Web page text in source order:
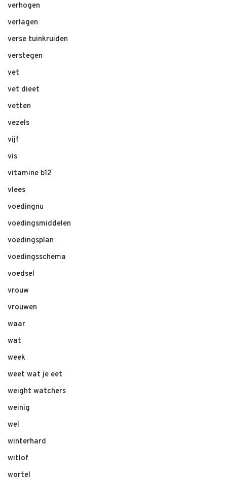
verhogen
verlagen
verse tuinkruiden
verstegen
vet
vet dieet
vetten
vezels
vijf
vis
vitamine b12
vlees
voedingnu
voedingsmiddelen
voedingsplan
voedingsschema
voedsel
vrouw
vrouwen
waar
wat
week
weet wat je eet
weight watchers
weinig
wel
winterhard
witlof
wortel